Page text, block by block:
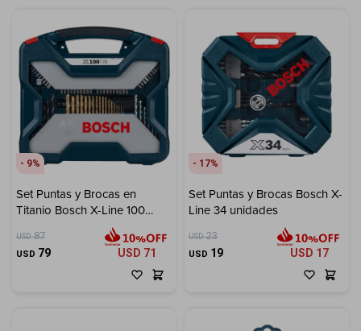
9
Set Puntas y Brocas en
Titanio Bosch X-Line 100
USD 87
USD 79 USD 71
17
Set Puntas y Brocas Bosch X-
Line 34 unidades
USD 23
USD 19 USD 17